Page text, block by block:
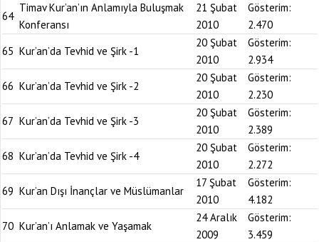
64
Timav Kur’an’ın Anlamıyla Buluşmak
Konferansı
21 Şubat
2010
Gösterim:
2.470
65 Kur’an’da Tevhid ve Şirk -1
20 Şubat
2010
Gösterim:
2.934
66 Kur’an’da Tevhid ve Şirk -2
20 Şubat
2010
Gösterim:
2.230
67 Kur’an’da Tevhid ve Şirk -3
20 Şubat
2010
Gösterim:
2.389
68 Kur’an’da Tevhid ve Şirk -4
20 Şubat
2010
Gösterim:
2.272
69 Kur’an Dışı İnançlar ve Müslümanlar
17 Şubat
2010
Gösterim:
4.182
70 Kur’an’ı Anlamak ve Yaşamak
24 Aralık
2009
Gösterim:
3.459